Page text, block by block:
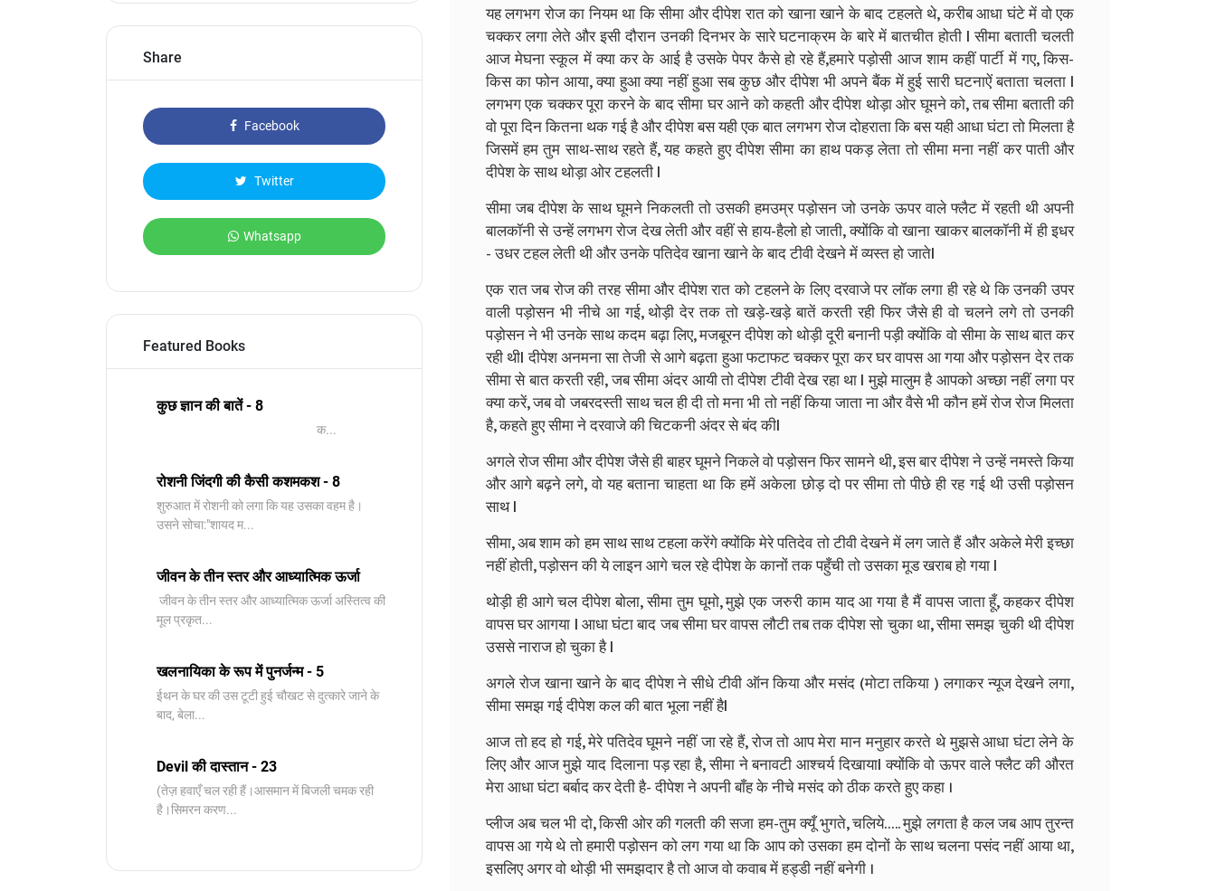
Share
Facebook
Twitter
Whatsapp
Featured Books
कुछ ज्ञान की बातें - 8
क...
रोशनी जिंदगी की कैसी कशमकश - 8
शुरुआत में रोशनी को लगा कि यह उसका वहम है।
उसने सोचा:"शायद म...
जीवन के तीन स्तर और आध्यात्मिक ऊर्जा
जीवन के तीन स्तर और आध्यात्मिक ऊर्जा अस्तित्व की
मूल प्रकृत...
खलनायिका के रूप में पुनर्जन्म - 5
ईथन के घर की उस टूटी हुई चौखट से दुत्कारे जाने के
बाद, बेला...
Devil की दास्तान - 23
(तेज़ हवाएँ चल रही हैं।आसमान में बिजली चमक रही
है।सिमरन करण...
यह लगभग रोज का नियम था कि सीमा और दीपेश रात को खाना खाने के बाद टहलते थे, करीब आधा घंटे में वो एक
चक्कर लगा लेते और इसी दौरान उनकी दिनभर के सारे घटनाक्रम के बारे में बातचीत होती l सीमा बताती चलती
आज मेघना स्कूल में क्या कर के आई है उसके पेपर कैसे हो रहे हैं,हमारे पड़ोसी आज शाम कहीं पार्टी में गए, किस-
किस का फोन आया, क्या हुआ क्या नहीं हुआ सब कुछ और दीपेश भी अपने बैंक में हुई सारी घटनाऐं बताता चलता l
लगभग एक चक्कर पूरा करने के बाद सीमा घर आने को कहती और दीपेश थोड़ा ओर घूमने को, तब सीमा बताती की
वो पूरा दिन कितना थक गई है और दीपेश बस यही एक बात लगभग रोज दोहराता कि बस यही आधा घंटा तो मिलता है
जिसमें हम तुम साथ-साथ रहते हैं, यह कहते हुए दीपेश सीमा का हाथ पकड़ लेता तो सीमा मना नहीं कर पाती और
दीपेश के साथ थोड़ा ओर टहलती l
सीमा जब दीपेश के साथ घूमने निकलती तो उसकी हमउम्र पड़ोसन जो उनके ऊपर वाले फ्लैट में रहती थी अपनी
बालकॉनी से उन्हें लगभग रोज देख लेती और वहीं से हाय-हैलो हो जाती, क्योंकि वो खाना खाकर बालकॉनी में ही इधर
- उधर टहल लेती थी और उनके पतिदेव खाना खाने के बाद टीवी देखने में व्यस्त हो जातेl
एक रात जब रोज की तरह सीमा और दीपेश रात को टहलने के लिए दरवाजे पर लॉक लगा ही रहे थे कि उनकी उपर
वाली पड़ोसन भी नीचे आ गई, थोड़ी देर तक तो खड़े-खड़े बातें करती रही फिर जैसे ही वो चलने लगे तो उनकी
पड़ोसन ने भी उनके साथ कदम बढ़ा लिए, मजबूरन दीपेश को थोड़ी दूरी बनानी पड़ी क्योंकि वो सीमा के साथ बात कर
रही थीl दीपेश अनमना सा तेजी से आगे बढ़ता हुआ फटाफट चक्कर पूरा कर घर वापस आ गया और पड़ोसन देर तक
सीमा से बात करती रही, जब सीमा अंदर आयी तो दीपेश टीवी देख रहा था l मुझे मालुम है आपको अच्छा नहीं लगा पर
क्या करें, जब वो जबरदस्ती साथ चल ही दी तो मना भी तो नहीं किया जाता ना और वैसे भी कौन हमें रोज रोज मिलता
है, कहते हुए सीमा ने दरवाजे की चिटकनी अंदर से बंद कीl
अगले रोज सीमा और दीपेश जैसे ही बाहर घूमने निकले वो पड़ोसन फिर सामने थी, इस बार दीपेश ने उन्हें नमस्ते किया
और आगे बढ़ने लगे, वो यह बताना चाहता था कि हमें अकेला छोड़ दो पर सीमा तो पीछे ही रह गई थी उसी पड़ोसन
साथ l
सीमा, अब शाम को हम साथ साथ टहला करेंगे क्योंकि मेरे पतिदेव तो टीवी देखने में लग जाते हैं और अकेले मेरी इच्छा
नहीं होती, पड़ोसन की ये लाइन आगे चल रहे दीपेश के कानों तक पहुँची तो उसका मूड खराब हो गया l
थोड़ी ही आगे चल दीपेश बोला, सीमा तुम घूमो, मुझे एक जरुरी काम याद आ गया है मैं वापस जाता हूँ, कहकर दीपेश
वापस घर आगया l आधा घंटा बाद जब सीमा घर वापस लौटी तब तक दीपेश सो चुका था, सीमा समझ चुकी थी दीपेश
उससे नाराज हो चुका है l
अगले रोज खाना खाने के बाद दीपेश ने सीधे टीवी ऑन किया और मसंद (मोटा तकिया ) लगाकर न्यूज देखने लगा,
सीमा समझ गई दीपेश कल की बात भूला नहीं हैl
आज तो हद हो गई, मेरे पतिदेव घूमने नहीं जा रहे हैं, रोज तो आप मेरा मान मनुहार करते थे मुझसे आधा घंटा लेने के
लिए और आज मुझे याद दिलाना पड़ रहा है, सीमा ने बनावटी आश्चर्य दिखायाl क्योंकि वो ऊपर वाले फ्लैट की औरत
मेरा आधा घंटा बर्बाद कर देती है- दीपेश ने अपनी बाँह के नीचे मसंद को ठीक करते हुए कहा ।
प्लीज अब चल भी दो, किसी ओर की गलती की सजा हम-तुम क्यूँ भुगते, चलिये….. मुझे लगता है कल जब आप तुरन्त
वापस आ गये थे तो हमारी पड़ोसन को लग गया था कि आप को उसका हम दोनों के साथ चलना पसंद नहीं आया था,
इसलिए अगर वो थोड़ी भी समझदार है तो आज वो कवाब में हड्डी नहीं बनेगी ।